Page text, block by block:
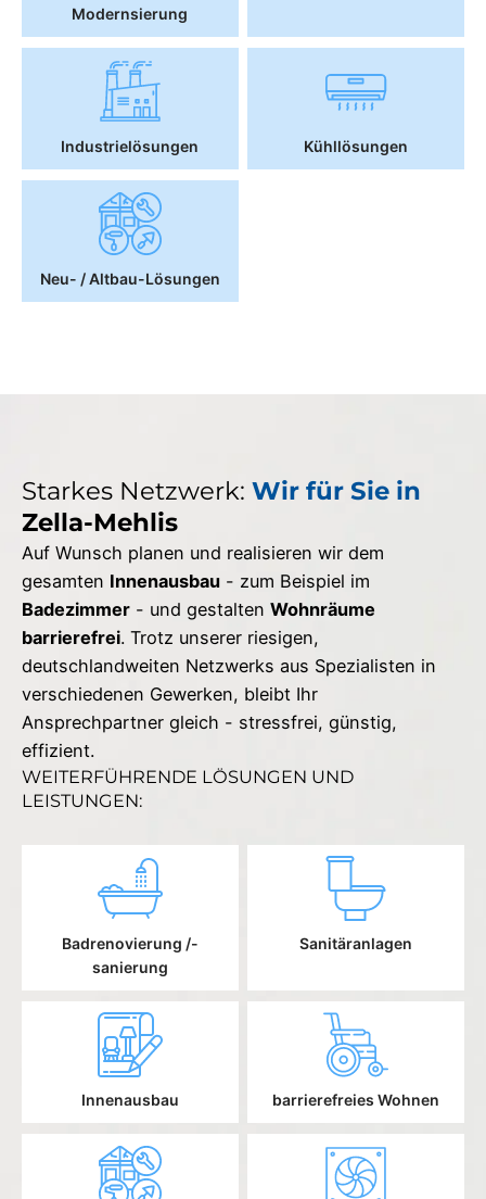
Modernsierung
Industrielösungen Kühllösungen
Neu- / Altbau-Lösungen
Starkes Netzwerk: Wir für Sie in
Zella-Mehlis
Auf Wunsch planen und realisieren wir dem
gesamten Innenausbau - zum Beispiel im
Badezimmer - und gestalten Wohnräume
barrierefrei. Trotz unserer riesigen,
deutschlandweiten Netzwerks aus Spezialisten in
verschiedenen Gewerken, bleibt Ihr
Ansprechpartner gleich - stressfrei, günstig,
effizient.
WEITERFÜHRENDE LÖSUNGEN UND
LEISTUNGEN:
Badrenovierung /-
sanierung
Sanitäranlagen
Innenausbau barrierefreies Wohnen